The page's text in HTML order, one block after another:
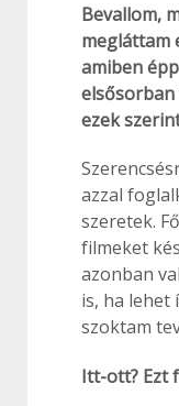
Bevallom,
megláttam
amiben
ezek
azzal
szeretek.
filmeket
azonban
is, ha lehet
szoktam
Itt-ott? Ezt